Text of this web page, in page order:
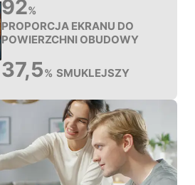
92%
PROPORCJA EKRANU DO
POWIERZCHNI OBUDOWY
37,5% SMUKLEJSZY